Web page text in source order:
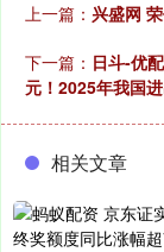
上一篇： 兴盛网
下一篇： 日斗-优
元！2025年我国
相关文章